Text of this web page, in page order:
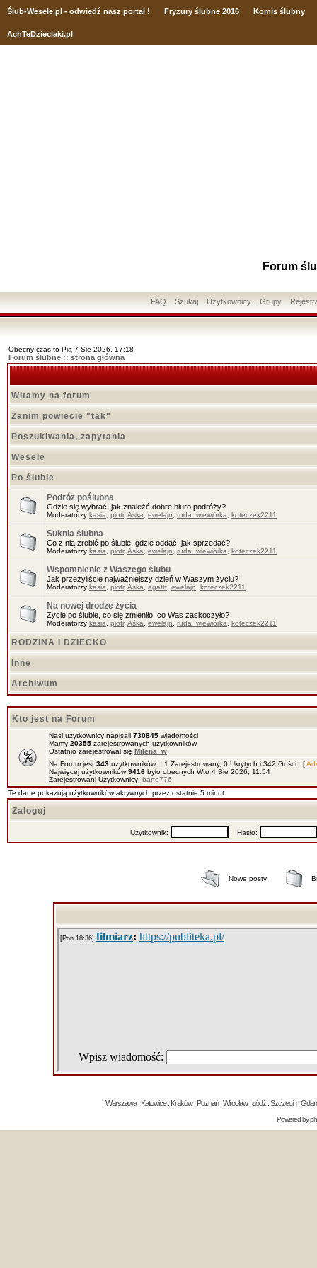
Ślub-Wesele.pl - odwiedź nasz portal ! Fryzury ślubne 2016 Komis ślubny
AchTeDzieciaki.pl
Forum
FAQ Szukaj Użytkownicy Grupy
Obecny czas to Pią 7 Sie 2026, 17:18
Forum ślubne :: strona główna
Witamy na forum
Zanim powiecie "tak"
Poszukiwania, zapytania
Wesele
Po ślubie
Podróż poślubna
Gdzie się wybrać, jak znaleźć dobre biuro podróży?
Moderatorzy kasia piotr, Aśka ewelajn ruda_wiewiórka koteczek2211
Suknia ślubna
Co z nią zrobić po ślubie, gdzie oddać, jak sprzedać?
Moderatorzy kasia piotr, Aśka ewelajn ruda_wiewiórka koteczek2211
Wspomnienie z Waszego ślubu
Jak przeżyliście najważniejszy dzień w Waszym życiu?
Moderatorzy kasia piotr, Aśka agattt ewelajn koteczek2211
Na nowej drodze życia
Życie po ślubie, co się zmieniło, co Was zaskoczyło?
Moderatorzy kasia piotr, Aśka ewelajn ruda_wiewiórka koteczek2211
RODZINA I DZIECKO
Inne
Archiwum
Kto jest na Forum
Nasi użytkownicy napisali 730845 wiadomości
Mamy 20355 zarejestrowanych użytkowników
Ostatnio zarejestrował się Milena_w
Na Forum jest 343 użytkowników :: 1 Zarejestrowany, 0 Ukrytych i 342 Gości [
Najwięcej użytkowników9416 było obecnych Wto 4 Sie 2026, 11:54
Zarejestrowani Użytkownicy: barto776
Te dane pokazują użytkowników aktywnych przez ostatnie 5 minut
Zaloguj
Użytkownik: Hasło:
Nowe posty
Warszawa : Katowice : Kraków : Poznań : Wrocław : Łódź : Szczecin :
Powered by